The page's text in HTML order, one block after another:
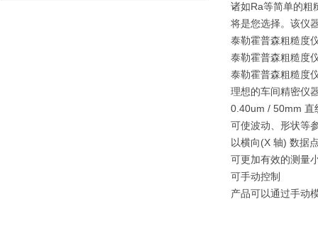
诸如Ra等简单的粗
将是您选择。该仪
泰勒霍普森粗糙度
泰勒霍普森粗糙度
泰勒霍普森粗糙度
理想的车间精密仪
0.40um / 50mm 直
可使波动、形状等
以横向(X 轴) 数据
可更加有效的测量
可手动控制
产品可以通过手动